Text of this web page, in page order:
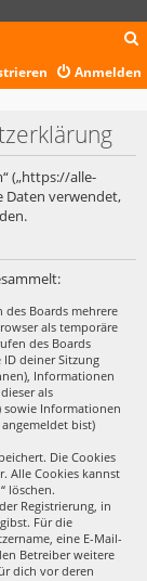
c
Anmelden
(„https://alle-
Daten verwendet,
des Boards mehrere
als temporäre
des Boards
deiner Sitzung
Informationen
als
sowie Informationen
bist)
Die Cookies
Alle Cookies kannst
löschen.
Registrierung, in
Für die
eine E-Mail-
Betreiber weitere
dich vor deren